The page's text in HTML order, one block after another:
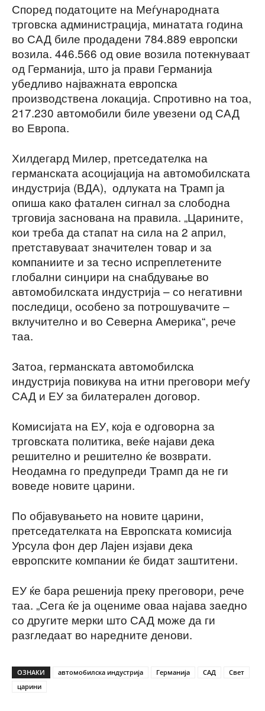
Според податоците на Меѓународната
трговска администрација, минатата година
во САД биле продадени 784.889 европски
возила. 446.566 од овие возила потекнуваат
од Германија, што ја прави Германија
убедливо најважната европска
производствена локација. Спротивно на тоа,
217.230 автомобили биле увезени од САД
во Европа.
Хилдегард Милер, претседателка на
германската асоцијација на автомобилската
индустрија (ВДА), одлуката на Трамп ја
опиша како фатален сигнал за слободна
трговија заснована на правила. „Царините,
кои треба да стапат на сила на 2 април,
претставуваат значителен товар и за
компаниите и за тесно испреплетените
глобални синџири на снабдување во
автомобилската индустрија – со негативни
последици, особено за потрошувачите –
вклучително и во Северна Америка“, рече
таа.
Затоа, германската автомобилска
индустрија повикува на итни преговори меѓу
САД и ЕУ за билатерален договор.
Комисијата на ЕУ, која е одговорна за
трговската политика, веќе најави дека
решително и решително ќе возврати.
Неодамна го предупреди Трамп да не ги
воведе новите царини.
По објавувањето на новите царини,
претседателката на Европската комисија
Урсула фон дер Лајен изјави дека
европските компании ќе бидат заштитени.
ЕУ ќе бара решенија преку преговори, рече
таа. „Сега ќе ја оцениме оваа најава заедно
со другите мерки што САД може да ги
разгледаат во наредните денови.
ОЗНАКИ автомобилска индустрија Германија САД
Свет
царини